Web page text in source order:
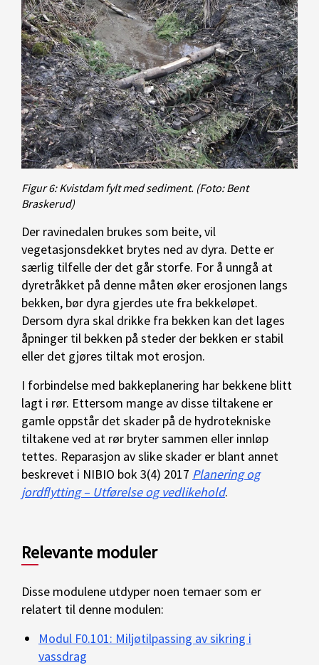
Figur 6: Kvistdam fylt med sediment. (Foto: Bent
Braskerud)
Der ravinedalen brukes som beite, vil
vegetasjonsdekket brytes ned av dyra. Dette er
særlig tilfelle der det går storfe. For å unngå at
dyretråkket på denne måten øker erosjonen langs
bekken, bør dyra gjerdes ute fra bekkeløpet.
Dersom dyra skal drikke fra bekken kan det lages
åpninger til bekken på steder der bekken er stabil
eller det gjøres tiltak mot erosjon.
I forbindelse med bakkeplanering har bekkene blitt
lagt i rør. Ettersom mange av disse tiltakene er
gamle oppstår det skader på de hydrotekniske
tiltakene ved at rør bryter sammen eller innløp
tettes. Reparasjon av slike skader er blant annet
beskrevet i NIBIO bok 3(4) 2017 Planering og
jordflytting – Utførelse og vedlikehold.
Relevante moduler
Disse modulene utdyper noen temaer som er
relatert til denne modulen:
Modul F0.101: Miljøtilpassing av sikring i
vassdrag